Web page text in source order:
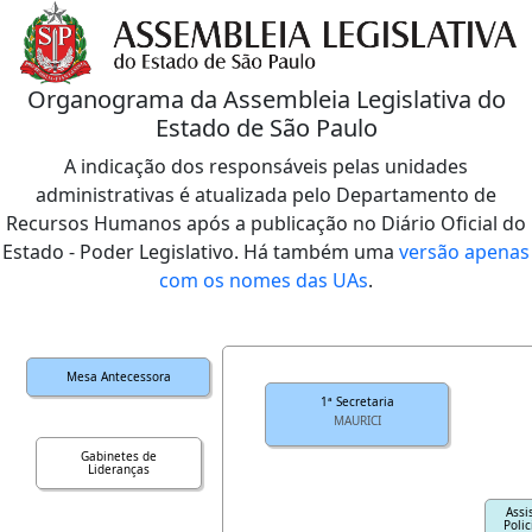
Organograma da Assembleia Legislativa do
Estado de São Paulo
A indicação dos responsáveis pelas unidades
administrativas é atualizada pelo Departamento de
Recursos Humanos após a publicação no Diário Oficial do
Estado - Poder Legislativo. Há também uma versão apenas
com os nomes das UAs.
Mesa Antecessora
Gabinetes de
Lideranças
1ª Secretaria
MAURICI